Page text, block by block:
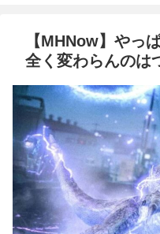
【MHNow】やっ
全く変わらんのは